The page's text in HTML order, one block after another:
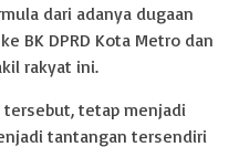
dari adanya dugaan
BK DPRD Kota Metro dan
rakyat ini.
tetap menjadi
tantangan tersendiri